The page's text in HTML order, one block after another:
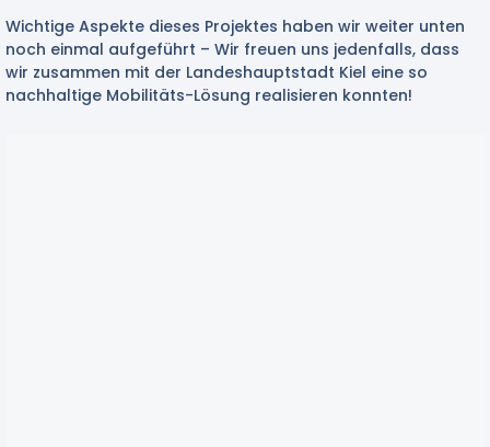
Wichtige Aspekte dieses Projektes haben wir weiter unten
noch einmal aufgeführt – Wir freuen uns jedenfalls, dass
wir zusammen mit der Landeshauptstadt Kiel eine so
nachhaltige Mobilitäts-Lösung realisieren konnten!